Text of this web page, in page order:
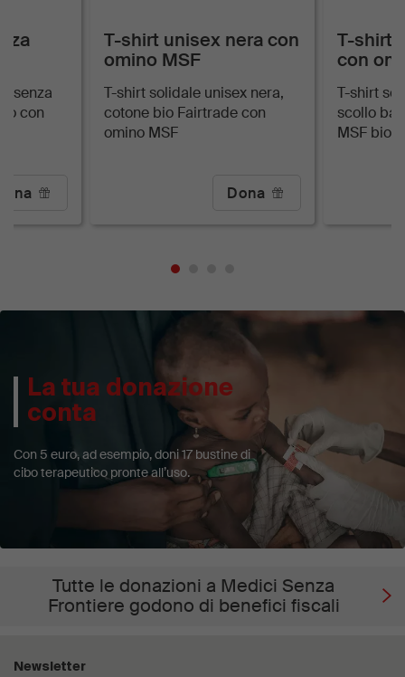
senza
con
T-shirt unisex nera con
omino MSF
T-shirt solidale unisex nera,
cotone bio Fairtrade con
omino MSF
Dona
T-shirt
con
T-shirt
scollo
MSF bio
La tua donazione
conta
Con 5 euro, ad esempio, doni 17 bustine di
cibo terapeutico pronte all’uso.
Tutte le donazioni a Medici Senza
Frontiere godono di benefici fiscali
Newsletter